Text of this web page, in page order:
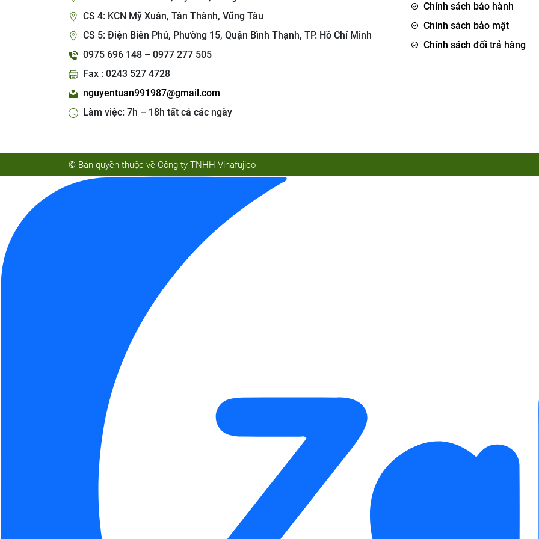
CS 4: KCN Mỹ Xuân, Tân Thành, Vũng Tàu
CS 5: Điện Biên Phủ, Phường 15, Quận Bình Thạnh, TP. Hồ Chí Minh
0975 696 148 – 0977 277 505
Fax : 0243 527 4728
nguyentuan991987@gmail.com
Làm việc: 7h – 18h tất cả các ngày
Chính sách bảo hành
Chính sách bảo mật
Chính sách đổi trả hàng
© Bản quyền thuộc về Công ty TNHH Vinafujico